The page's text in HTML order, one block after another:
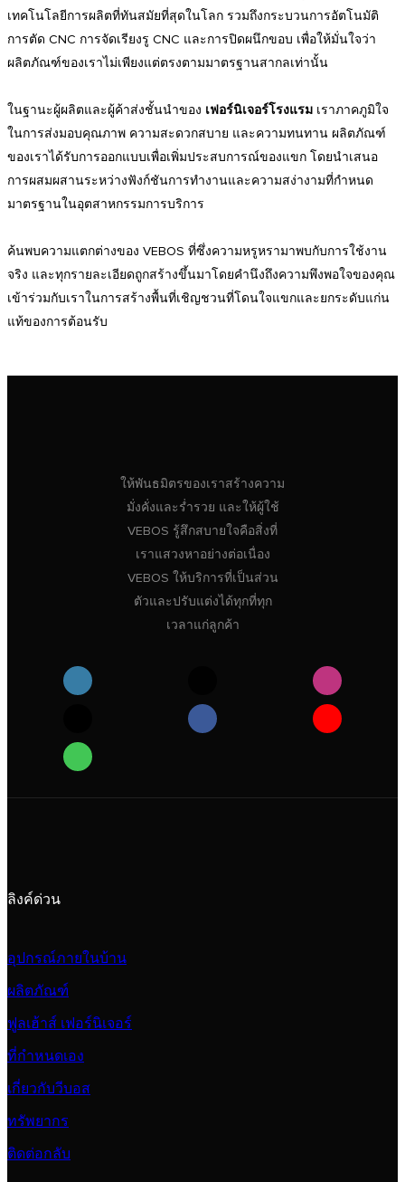
เทคโนโลยีการผลิตที่ทันสมัยที่สุดในโลก รวมถึงกระบวนการอัตโนมัติ
การตัด CNC การจัดเรียงรู CNC และการปิดผนึกขอบ เพื่อให้มั่นใจว่า
ผลิตภัณฑ์ของเราไม่เพียงแต่ตรงตามมาตรฐานสากลเท่านั้น
ในฐานะผู้ผลิตและผู้ค้าส่งชั้นนำของ เฟอร์นิเจอร์โรงแรม เราภาคภูมิใจ
ในการส่งมอบคุณภาพ ความสะดวกสบาย และความทนทาน ผลิตภัณฑ์
ของเราได้รับการออกแบบเพื่อเพิ่มประสบการณ์ของแขก โดยนำเสนอ
การผสมผสานระหว่างฟังก์ชันการทำงานและความสง่างามที่กำหนด
มาตรฐานในอุตสาหกรรมการบริการ
ค้นพบความแตกต่างของ VEBOS ที่ซึ่งความหรูหรามาพบกับการใช้งาน
จริง และทุกรายละเอียดถูกสร้างขึ้นมาโดยคำนึงถึงความพึงพอใจของคุณ
เข้าร่วมกับเราในการสร้างพื้นที่เชิญชวนที่โดนใจแขกและยกระดับแก่น
แท้ของการต้อนรับ
ให้พันธมิตรของเราสร้างความ
มั่งคั่งและร่ำรวย และให้ผู้ใช้
VEBOS รู้สึกสบายใจคือสิ่งที่
เราแสวงหาอย่างต่อเนื่อง
VEBOS ให้บริการที่เป็นส่วน
ตัวและปรับแต่งได้ทุกที่ทุก
เวลาแก่ลูกค้า
ลิงค์ด่วน
อุปกรณ์ภายในบ้าน
ผลิตภัณฑ์
ฟูลเฮ้าส์ เฟอร์นิเจอร์
ที่กำหนดเอง
เกี่ยวกับวีบอส
ทรัพยากร
ติดต่อกลับ